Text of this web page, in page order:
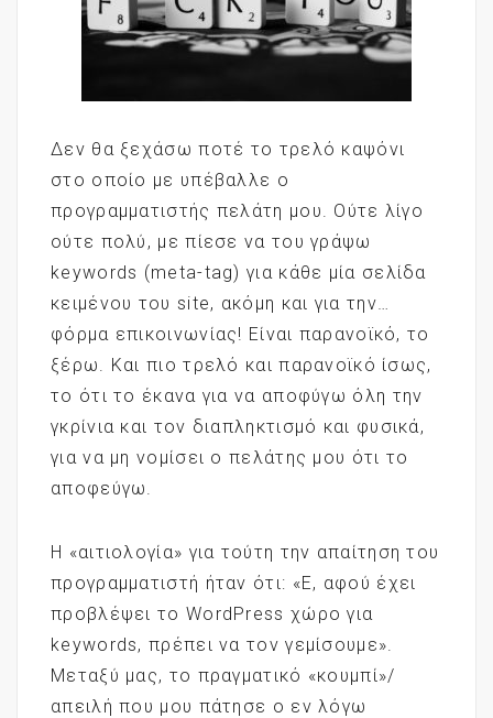
Δεν θα ξεχάσω ποτέ το τρελό καψόνι
στο οποίο με υπέβαλλε ο
προγραμματιστής πελάτη μου. Ούτε λίγο
ούτε πολύ, με πίεσε να του γράψω
keywords (meta-tag) για κάθε μία σελίδα
κειμένου του site, ακόμη και για την…
φόρμα επικοινωνίας! Είναι παρανοϊκό, το
ξέρω. Και πιο τρελό και παρανοϊκό ίσως,
το ότι το έκανα για να αποφύγω όλη την
γκρίνια και τον διαπληκτισμό και φυσικά,
για να μη νομίσει ο πελάτης μου ότι το
αποφεύγω.
Η «αιτιολογία» για τούτη την απαίτηση του
προγραμματιστή ήταν ότι: «Ε, αφού έχει
προβλέψει το WordPress χώρο για
keywords, πρέπει να τον γεμίσουμε».
Μεταξύ μας, το πραγματικό «κουμπί»/
απειλή που μου πάτησε ο εν λόγω